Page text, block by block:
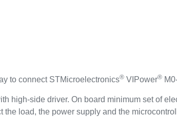
to connect STMicroelectronics® VIPower®
high-side driver. On board minimum set of
the load, the power supply and the